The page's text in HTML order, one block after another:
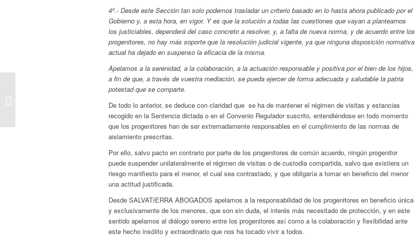
4º.- Desde este Sección tan solo podemos trasladar un criterio basado en lo hasta ahora publicado por el
Gobierno y, a esta hora, en vigor. Y es que la solución a todas las cuestiones que vayan a plantearnos
los justiciables, dependerá del caso concreto a resolver, y, a falta de nueva norma, y de acuerdo entre los
progenitores, no hay más soporte que la resolución judicial vigente, ya que ninguna disposición normativa
actual ha dejado en suspenso la eficacia de la misma.
Apelamos a la serenidad, a la colaboración, a la actuación responsable y positiva por el bien de los hijos,
a fin de que, a través de vuestra mediación, se pueda ejercer de forma adecuada y saludable la patria
potestad que se comparte.
De todo lo anterior, se deduce con claridad que se ha de mantener el régimen de visitas y estancias
recogido en la Sentencia dictada o en el Convenio Regulador suscrito, entendiéndose en todo momento
que los progenitores han de ser extremadamente responsables en el cumplimiento de las normas de
aislamiento prescritas.
Por ello, salvo pacto en contrario por parte de los progenitores de común acuerdo, ningún progenitor
puede suspender unilateralmente el régimen de visitas o de custodia compartida, salvo que existiera un
riesgo manifiesto para el menor, el cual sea contrastado, y que obligaría a tomar en beneficio del menor
una actitud justificada.
Desde SALVATIERRA ABOGADOS apelamos a la responsabilidad de los progenitores en beneficio única
y exclusivamente de los menores, que son sin duda, el interés más necesitado de protección, y en este
sentido apelamos al diálogo sereno entre los progenitores así como a la colaboración y flexibilidad ante
este hecho insólito y extraordinario que nos ha tocado vivir a todos.